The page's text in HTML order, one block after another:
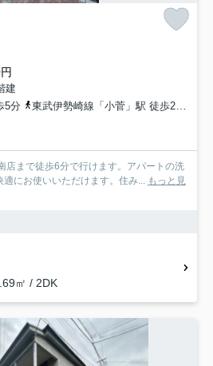
建
5分
東武伊勢崎線「小菅」駅 徒歩21分
店まで徒歩6分で行けます。アパートの洗
にお使いいただけます。住み... もっと見
㎡ / 2DK